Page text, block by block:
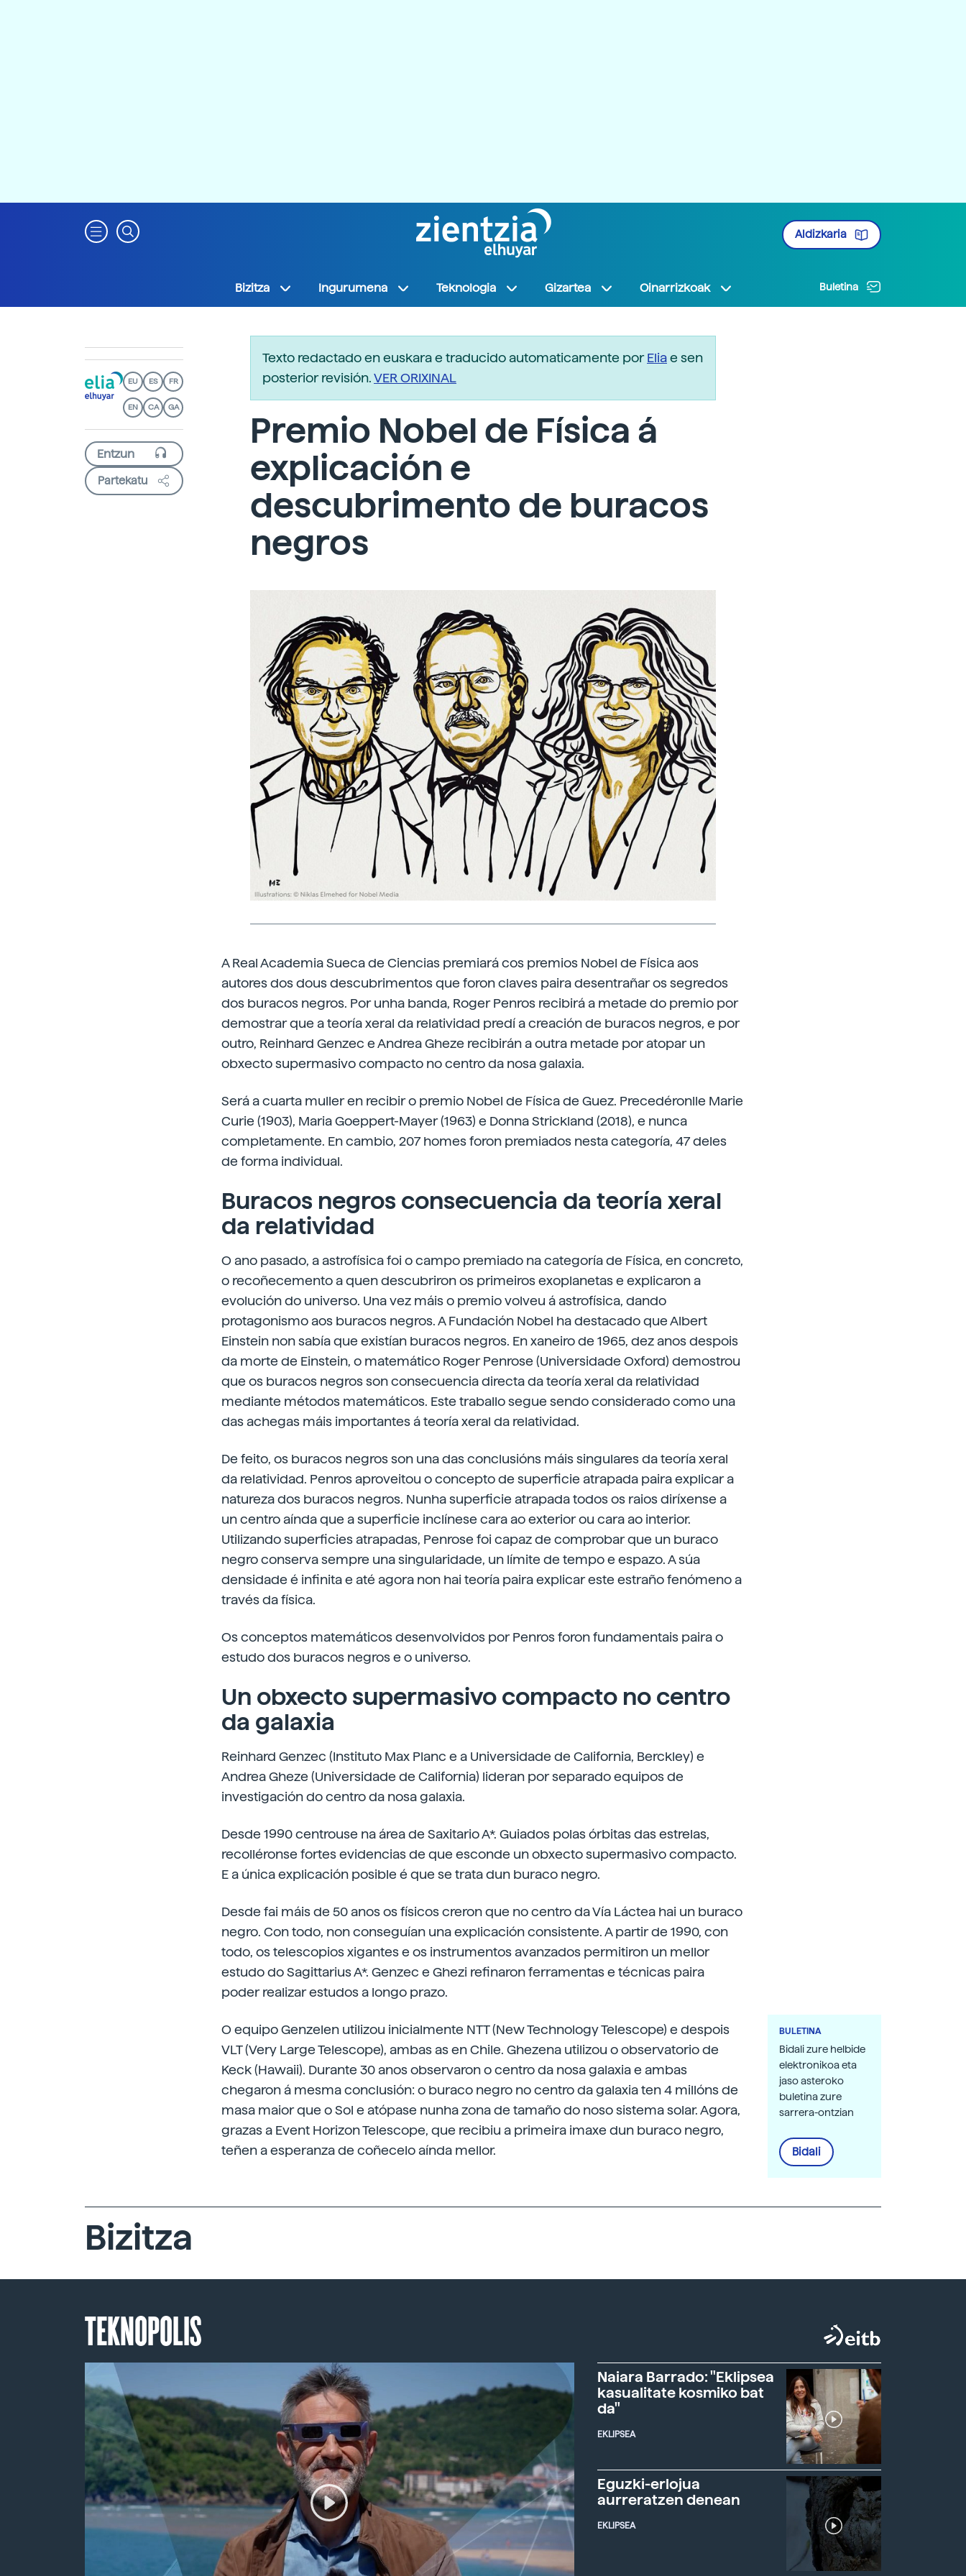
Aldizkaria
Bizitza Ingurumena Teknologia Gizartea Oinarrizkoak Buletina
EU ES FR
EN CA GA
Partekatu
Texto redactado en euskara e traducido automaticamente porEliae sen
posterior revisión.VER ORIXINAL
Premio Nobel de Física á
explicación e
descubrimento de buracos
negros
A Real Academia Sueca de Ciencias premiará cos premios Nobel de Física aos
autores dos dous descubrimentos que foron claves paira desentrañar os segredos
dos buracos negros. Por unha banda, Roger Penros recibirá a metade do premio por
demostrar que a teoría xeral da relatividad predí a creación de buracos negros, e por
outro, Reinhard Genzec e Andrea Gheze recibirán a outra metade por atopar un
obxecto supermasivo compacto no centro da nosa galaxia.
Será a cuarta muller en recibir o premio Nobel de Física de Guez. Precedéronlle Marie
Curie (1903), Maria Goeppert-Mayer (1963) e Donna Strickland (2018), e nunca
completamente. En cambio, 207 homes foron premiados nesta categoría, 47 deles
de forma individual.
Buracos negros consecuencia da teoría xeral
da relatividad
O ano pasado, a astrofísica foi o campo premiado na categoría de Física, en concreto,
o recoñecemento a quen descubriron os primeiros exoplanetas e explicaron a
evolución do universo. Una vez máis o premio volveu á astrofísica, dando
protagonismo aos buracos negros. A Fundación Nobel ha destacado que Albert
Einstein non sabía que existían buracos negros. En xaneiro de 1965, dez anos despois
da morte de Einstein, o matemático Roger Penrose (Universidade Oxford) demostrou
que os buracos negros son consecuencia directa da teoría xeral da relatividad
mediante métodos matemáticos. Este traballo segue sendo considerado como una
das achegas máis importantes á teoría xeral da relatividad.
De feito, os buracos negros son una das conclusións máis singulares da teoría xeral
da relatividad. Penros aproveitou o concepto de superficie atrapada paira explicar a
natureza dos buracos negros. Nunha superficie atrapada todos os raios diríxense a
un centro aínda que a superficie inclínese cara ao exterior ou cara ao interior.
Utilizando superficies atrapadas, Penrose foi capaz de comprobar que un buraco
negro conserva sempre una singularidade, un límite de tempo e espazo. A súa
densidade é infinita e até agora non hai teoría paira explicar este estraño fenómeno a
través da física.
Os conceptos matemáticos desenvolvidos por Penros foron fundamentais paira o
estudo dos buracos negros e o universo.
Un obxecto supermasivo compacto no centro
da galaxia
Reinhard Genzec (Instituto Max Planc e a Universidade de California, Berckley) e
Andrea Gheze (Universidade de California) lideran por separado equipos de
investigación do centro da nosa galaxia.
Desde 1990 centrouse na área de Saxitario A*. Guiados polas órbitas das estrelas,
recolléronse fortes evidencias de que esconde un obxecto supermasivo compacto.
E a única explicación posible é que se trata dun buraco negro.
Desde fai máis de 50 anos os físicos creron que no centro da Vía Láctea hai un buraco
negro. Con todo, non conseguían una explicación consistente. A partir de 1990, con
todo, os telescopios xigantes e os instrumentos avanzados permitiron un mellor
estudo do Sagittarius A*. Genzec e Ghezi refinaron ferramentas e técnicas paira
poder realizar estudos a longo prazo.
O equipo Genzelen utilizou inicialmente NTT (New Technology Telescope) e despois
VLT (Very Large Telescope), ambas as en Chile. Ghezena utilizou o observatorio de
Keck (Hawaii). Durante 30 anos observaron o centro da nosa galaxia e ambas
chegaron á mesma conclusión: o buraco negro no centro da galaxia ten 4 millóns de
masa maior que o Sol e atópase nunha zona de tamaño do noso sistema solar. Agora,
grazas a Event Horizon Telescope, que recibiu a primeira imaxe dun buraco negro,
teñen a esperanza de coñecelo aínda mellor.
BULETINA
Bidali zure helbide
elektronikoa eta
jaso asteroko
buletina zure
sarrera-ontzian
Bidali
Bizitza
TEKNOPOLIS
Naiara Barrado: "Eklipsea
kasualitate kosmiko bat
da"
EKLIPSEA
Eguzki-erlojua
aurreratzen denean
EKLIPSEA